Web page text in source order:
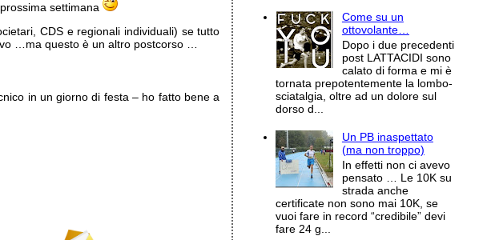
settimana
CDS e regionali individuali) se tutto
…ma questo è un altro postcorso …
in un giorno di festa – ho fatto bene a
Come su un
ottovolante…
Dopo i due precedenti
post LATTACIDI sono
calato di forma e mi è
tornata prepotentemente la lombo-
sciatalgia, oltre ad un dolore sul
dorso d...
Un PB inaspettato
(ma non troppo)
In effetti non ci avevo
pensato … Le 10K su
strada anche
certificate non sono mai 10K, se
vuoi fare in record “credibile” devi
fare 24 g...